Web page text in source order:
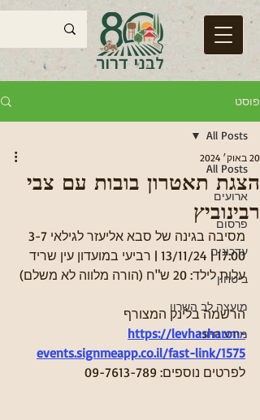
פוסט
All Posts
ארועים
פרסום
עדכונים
ביטחון
מועצה לב השרון
מידע חיוני
All Posts
הצגת תאטרון בובות עם צבי
רבינוביץ
20 באוק׳ 2024
מסיבה בגינה של סבא אליעזר לגילאי 3-7
17:00 | 13/11/24 | רביעי במועדון עין שריד
עלות לילד: 20 ש"ח (הורה מלווה לא משלם)
הרשמה בלינק המצורף
https://levhasharon-
events.signmeapp.co.il/fast-link/1575
לפרטים נוספים: 09-7613-789